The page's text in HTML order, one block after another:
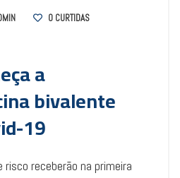
0 CURTIDAS
a
bivalente
19
risco receberão na primeira